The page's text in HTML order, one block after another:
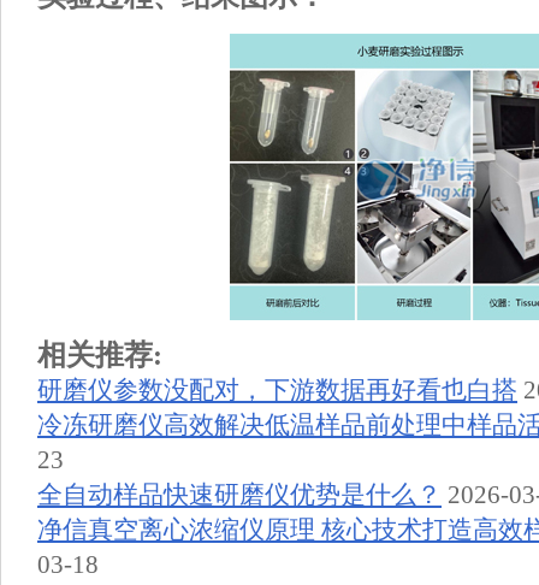
相关推荐:
研磨仪参数没配对，下游数据再好看也白搭
冷冻研磨仪高效解决低温样品前处理中样品
23
全自动样品快速研磨仪优势是什么？ 2026-
净信真空离心浓缩仪原理 核心技术打造高效
03-18